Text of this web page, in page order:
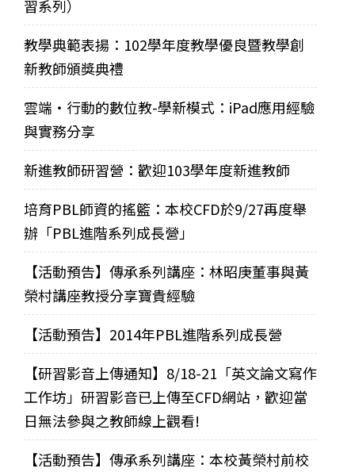
習系列）
教學典範表揚：102學年度教學優良暨教學創
新教師頒獎典禮
雲端‧行動的數位教-學新模式：iPad應用經驗
與實務分享
新進教師研習營：歡迎103學年度新進教師
培育PBL師資的搖籃：本校CFD於9/27再度舉
辦「PBL進階系列成長營」
【活動預告】傳承系列講座：林昭庚董事與黃
榮村講座教授分享寶貴經驗
【活動預告】2014年PBL進階系列成長營
【研習影音上傳通知】8/18-21「英文論文寫作
工作坊」研習影音已上傳至CFD網站，歡迎當
日無法參與之教師線上觀看!
【活動預告】傳承系列講座：本校黃榮村前校